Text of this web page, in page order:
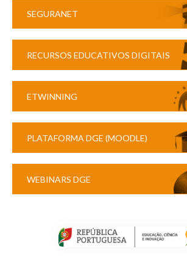
SEGURANET
RECURSOS EDUCATIVOS DIGITAIS
ETWINNING
PLATAFORMA DGE (MOODLE)
WEBINARS DGE